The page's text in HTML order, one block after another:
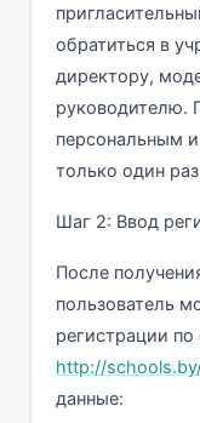
обратиться в
директору,
руководителю.
персональным
только один
Шаг 2: Ввод
После
пользователь
регистрации по
http://
данные: